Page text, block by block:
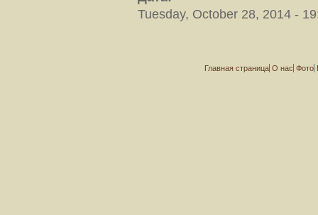
Tuesday, October 28, 2014 -
Главная страница О нас Фото